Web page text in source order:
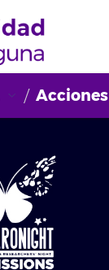
Acciones